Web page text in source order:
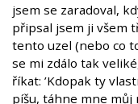
jsem se zaradoval,
připsal jsem ji všem
tento uzel (nebo co
se mi zdálo tak
říkat: ’Kdopak ty
píšu, táhne mne můj